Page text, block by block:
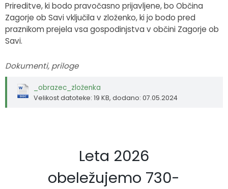
Prireditve, ki bodo pravočasno prijavljene, bo Občina
Zagorje ob Savi vključila v zloženko, ki jo bodo pred
praznikom prejela vsa gospodinjstva v občini Zagorje ob
Savi.
Dokumenti, priloge
_obrazec_zloženka
Velikost datoteke: 19 KB, dodano: 07.05.2024
Leta 2026
obeležujemo 730-